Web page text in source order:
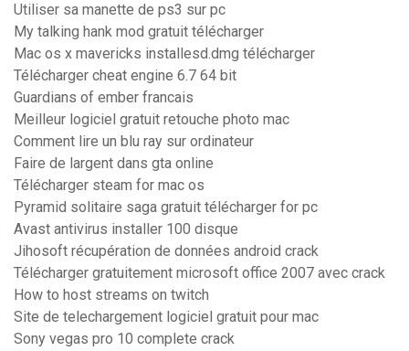
Utiliser sa manette de ps3 sur pc
My talking hank mod gratuit télécharger
Mac os x mavericks installesd.dmg télécharger
Télécharger cheat engine 6.7 64 bit
Guardians of ember francais
Meilleur logiciel gratuit retouche photo mac
Comment lire un blu ray sur ordinateur
Faire de largent dans gta online
Télécharger steam for mac os
Pyramid solitaire saga gratuit télécharger for pc
Avast antivirus installer 100 disque
Jihosoft récupération de données android crack
Télécharger gratuitement microsoft office 2007 avec crack
How to host streams on twitch
Site de telechargement logiciel gratuit pour mac
Sony vegas pro 10 complete crack